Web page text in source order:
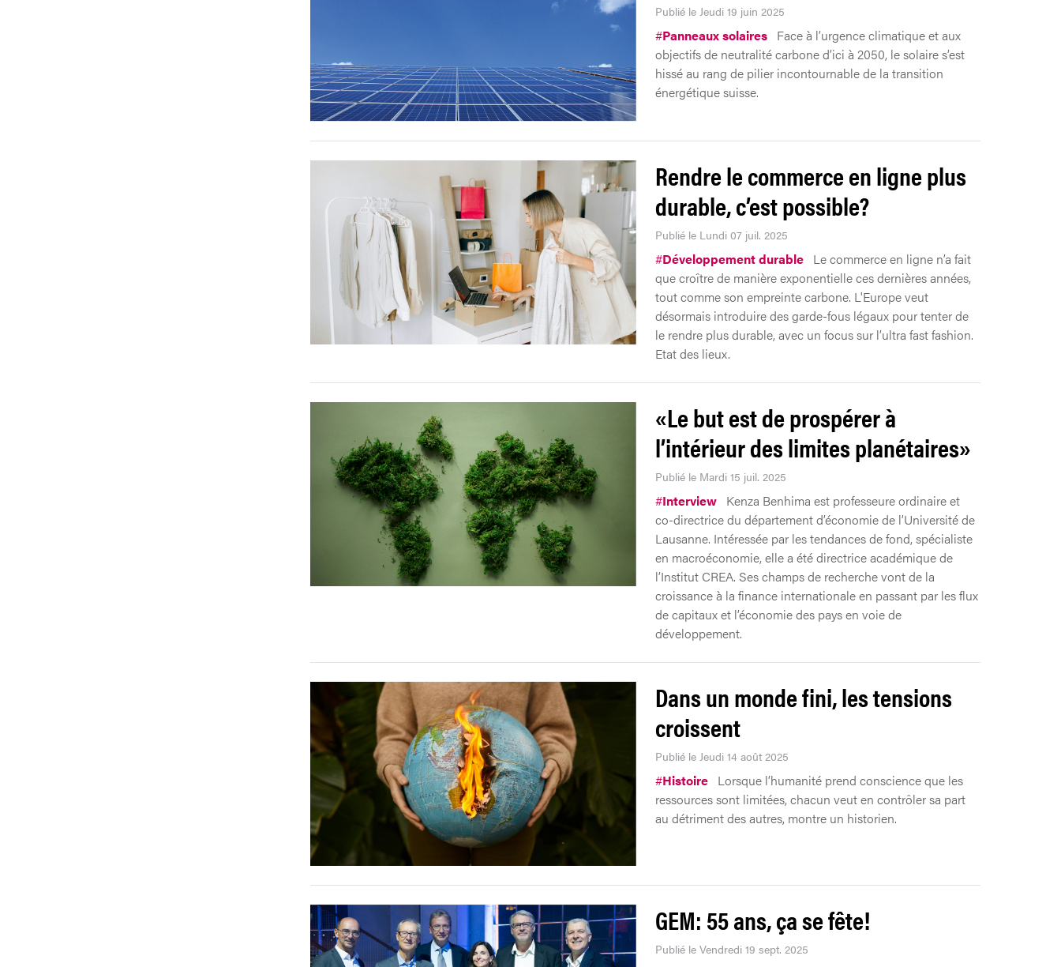
Publié le Jeudi 19 juin 2025
#Panneaux solaires Face à l’urgence climatique et aux
objectifs de neutralité carbone d’ici à 2050, le solaire s’est
hissé au rang de pilier incontournable de la transition
énergétique suisse.
Rendre le commerce en ligne plus
durable, c’est possible?
Publié le Lundi 07 juil. 2025
#Développement durable Le commerce en ligne n’a fait
que croître de manière exponentielle ces dernières années,
tout comme son empreinte carbone. L'Europe veut
désormais introduire des garde-fous légaux pour tenter de
le rendre plus durable, avec un focus sur l’ultra fast fashion.
Etat des lieux.
«Le but est de prospérer à
l’intérieur des limites planétaires»
Publié le Mardi 15 juil. 2025
#Interview Kenza Benhima est professeure ordinaire et
co-directrice du département d’économie de l’Université de
Lausanne. Intéressée par les tendances de fond, spécialiste
en macroéconomie, elle a été directrice académique de
l’Institut CREA. Ses champs de recherche vont de la
croissance à la finance internationale en passant par les flux
de capitaux et l’économie des pays en voie de
développement.
Dans un monde fini, les tensions
croissent
Publié le Jeudi 14 août 2025
#Histoire Lorsque l’humanité prend conscience que les
ressources sont limitées, chacun veut en contrôler sa part
au détriment des autres, montre un historien.
GEM: 55 ans, ça se fête!
Publié le Vendredi 19 sept. 2025